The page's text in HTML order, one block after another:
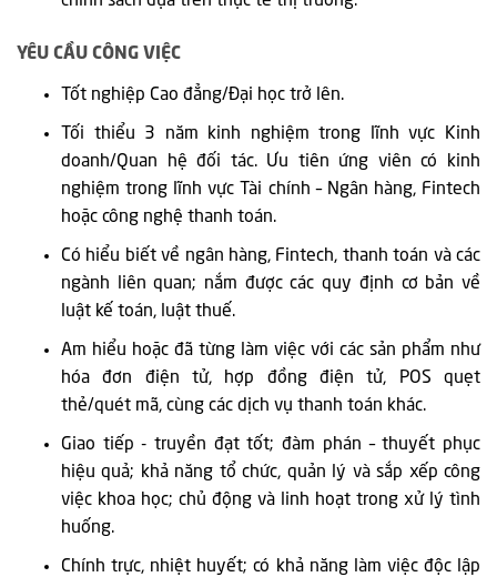
YÊU CẦU CÔNG VIỆC
Tốt nghiệp Cao đẳng/Đại học trở lên.
Tối thiểu 3 năm kinh nghiệm trong lĩnh vực Kinh
doanh/Quan hệ đối tác. Ưu tiên ứng viên có kinh
nghiệm trong lĩnh vực Tài chính – Ngân hàng, Fintech
hoặc công nghệ thanh toán.
Có hiểu biết về ngân hàng, Fintech, thanh toán và các
ngành liên quan; nắm được các quy định cơ bản về
luật kế toán, luật thuế.
Am hiểu hoặc đã từng làm việc với các sản phẩm như
hóa đơn điện tử, hợp đồng điện tử, POS quẹt
thẻ/quét mã, cùng các dịch vụ thanh toán khác.
Giao tiếp - truyền đạt tốt; đàm phán – thuyết phục
hiệu quả; khả năng tổ chức, quản lý và sắp xếp công
việc khoa học; chủ động và linh hoạt trong xử lý tình
huống.
Chính trực, nhiệt huyết; có khả năng làm việc độc lập